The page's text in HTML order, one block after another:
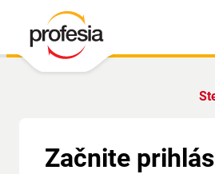
Začnite